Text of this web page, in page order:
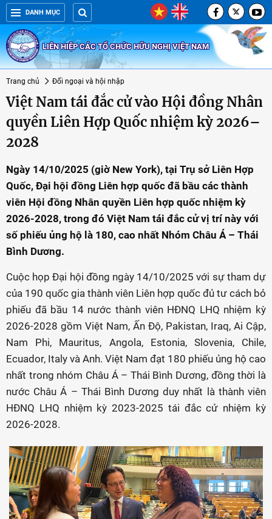
DANH MỤC
LIÊN HIỆP CÁC TỔ CHỨC HỮU NGHỊ VIỆT NAM
Trang chủ Đối ngoại và hội nhập
Việt Nam tái đắc cử vào Hội đồng Nhân
quyền Liên Hợp Quốc nhiệm kỳ 2026–
2028
Ngày 14/10/2025 (giờ New York), tại Trụ sở Liên Hợp
Quốc, Đại hội đồng Liên hợp quốc đã bầu các thành
viên Hội đồng Nhân quyền Liên hợp quốc nhiệm kỳ
2026-2028, trong đó Việt Nam tái đắc cử vị trí này với
số phiếu ủng hộ là 180, cao nhất Nhóm Châu Á – Thái
Bình Dương.
Cuộc họp Đại hội đồng ngày 14/10/2025 với sự tham dự
của 190 quốc gia thành viên Liên hợp quốc đủ tư cách bỏ
phiếu đã bầu 14 nước thành viên HĐNQ LHQ nhiệm kỳ
2026-2028 gồm Việt Nam, Ấn Độ, Pakistan, Iraq, Ai Cập,
Nam Phi, Mauritus, Angola, Estonia, Slovenia, Chile,
Ecuador, Italy và Anh. Việt Nam đạt 180 phiếu ủng hộ cao
nhất trong nhóm Châu Á – Thái Bình Dương, đồng thời là
nước Châu Á – Thái Bình Dương duy nhất là thành viên
HĐNQ LHQ nhiệm kỳ 2023-2025 tái đắc cử nhiệm kỳ
2026-2028.